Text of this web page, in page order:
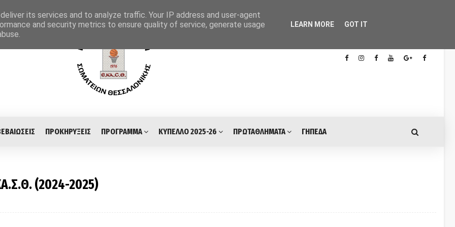
ΠΡΟΚΗΡΥΞΕΙΣ ΠΡΟΓΡΑΜΜΑ ΚΥΠΕΛΛΟ 2025-26 ΠΡΩΤΑΘΛΗΜΑΤΑ ΓΗΠΕΔΑ
(2024-2025)
its services and to analyze traffic. Your IP address and user-agent
and security metrics to ensure quality of service, generate usage
LEARN MORE GOT IT